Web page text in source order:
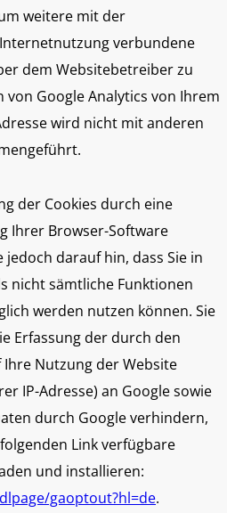
weitere mit der
verbundene
dem Websitebetreiber zu
von Google Analytics von Ihrem
wird nicht mit anderen
der Cookies durch eine
Ihrer Browser-Software
darauf hin, dass Sie in
nicht sämtliche Funktionen
werden nutzen können. Sie
Erfassung der durch den
Nutzung der Website
IP-Adresse) an Google sowie
durch Google verhindern,
Link verfügbare
und installieren:
gaoptout?hl=de.